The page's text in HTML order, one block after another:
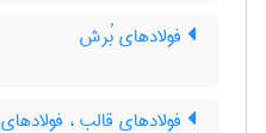
فولادهای بُرش
فولادهای قالب ،